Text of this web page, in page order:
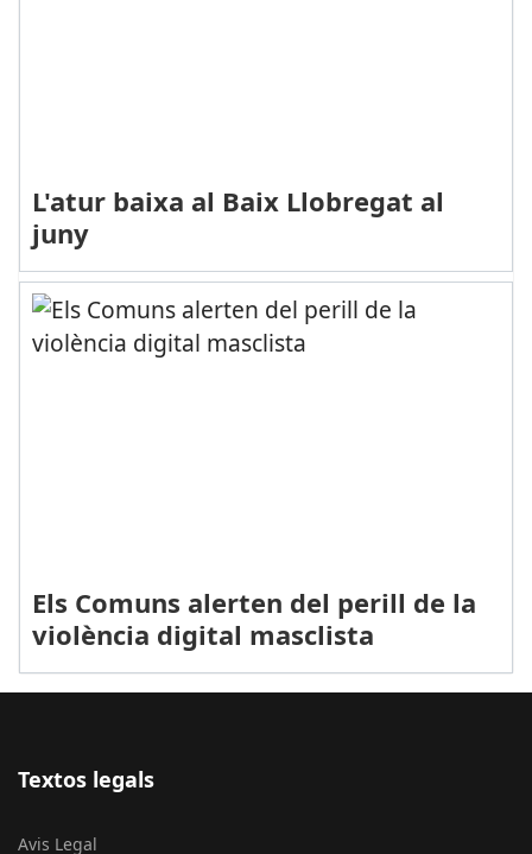
L'atur baixa al Baix Llobregat al
juny
Els Comuns alerten del perill de la
violència digital masclista
Textos legals
Avis Legal